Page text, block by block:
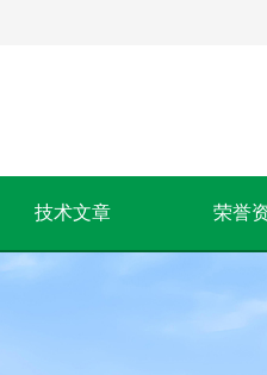
技术文章 荣誉